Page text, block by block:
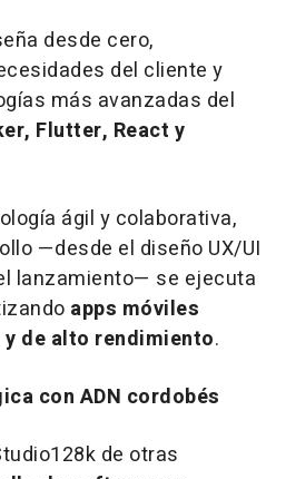
desde cero,
del cliente y
más avanzadas del
Flutter, React y
ágil y colaborativa,
—desde el diseño UX/UI
lanzamiento— se ejecuta
apps móviles
de alto rendimiento.
con ADN cordobés
de otras